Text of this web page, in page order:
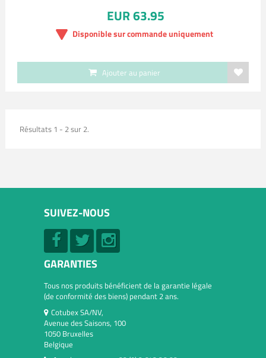
EUR 63.95
Disponible sur commande uniquement
Ajouter au panier
Résultats 1 - 2 sur 2.
SUIVEZ-NOUS
GARANTIES
Tous nos produits bénéficient de la garantie légale
(de conformité des biens) pendant 2 ans.
Cotubex SA/NV,
Avenue des Saisons, 100
1050 Bruxelles
Belgique